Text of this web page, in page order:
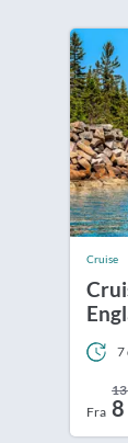
Cruise
7
Fra